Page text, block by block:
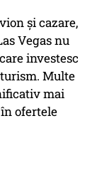
și cazare,
Vegas nu
investesc
Multe
mai
ofertele